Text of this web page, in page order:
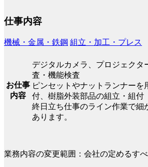
仕事内容
機械・金属・鉄鋼 組立・加工・プレス
お仕事
内容
デジタルカメラ、プロジェクタ
査・機能検査
ピンセットやナットランナーを
付、樹脂外装部品の組立・組付
終日立ち仕事のライン作業で細
あります。
業務内容の変更範囲：会社の定めるす